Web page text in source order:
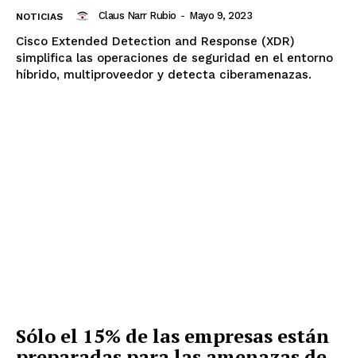
NOTICIAS Claus Narr Rubio - Mayo 9, 2023
Cisco Extended Detection and Response (XDR)
simplifica las operaciones de seguridad en el entorno
híbrido, multiproveedor y detecta ciberamenazas.
Sólo el 15% de las empresas están